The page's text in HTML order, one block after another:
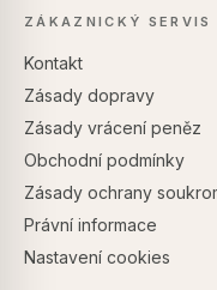
ZÁKAZNICKÝ SERVIS
Kontakt
Zásady dopravy
Zásady vrácení peněz
Obchodní podmínky
Zásady ochrany
Právní informace
Nastavení cookies